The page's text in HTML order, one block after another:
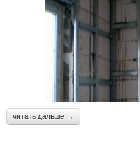
читать дальше →